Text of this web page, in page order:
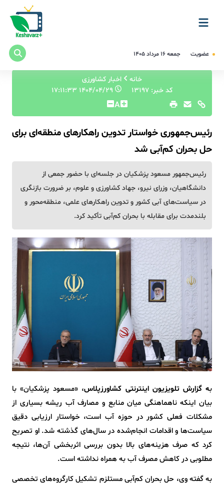
عضویت جمعه ۱۶ مرداد ۱۴۰۵
خانه
اخبار کشاورزی
کد خبر: 13197
A
رئیس‌جمهوری خواستار تدوین راهکارهای منطقه‌ای برای
حل بحران کم‌آبی شد
رئیس‌جمهور مسعود پزشکیان در جلسه‌ای با حضور جمعی از
دانشگاهیان، وزرای نیرو، جهاد کشاورزی و علوم، بر ضرورت بازنگری
در سیاست‌های آبی کشور و تدوین راهکارهای علمی، منطقه‌محور و
بلندمدت برای مقابله با بحران کم‌آبی تأکید کرد.
به گزارش تلویزیون اینترنتی کشاورزپلاس، «مسعود پزشکیان» با
بیان اینکه ناهماهنگی میان منابع و مصارف آب ریشه بسیاری از
مشکلات فعلی کشور در حوزه آب است، خواستار ارزیابی دقیق
سیاست‌ها و اقدامات انجام‌شده در سال‌های گذشته شد. او تصریح
کرد که صرف هزینه‌های بالا بدون بررسی اثربخشی آن‌ها، نتیجه
مطلوبی در کاهش مصرف آب به همراه نداشته است.
به گفته وی، حل بحران کم‌آبی مستلزم تشکیل کارگروه‌های تخصصی